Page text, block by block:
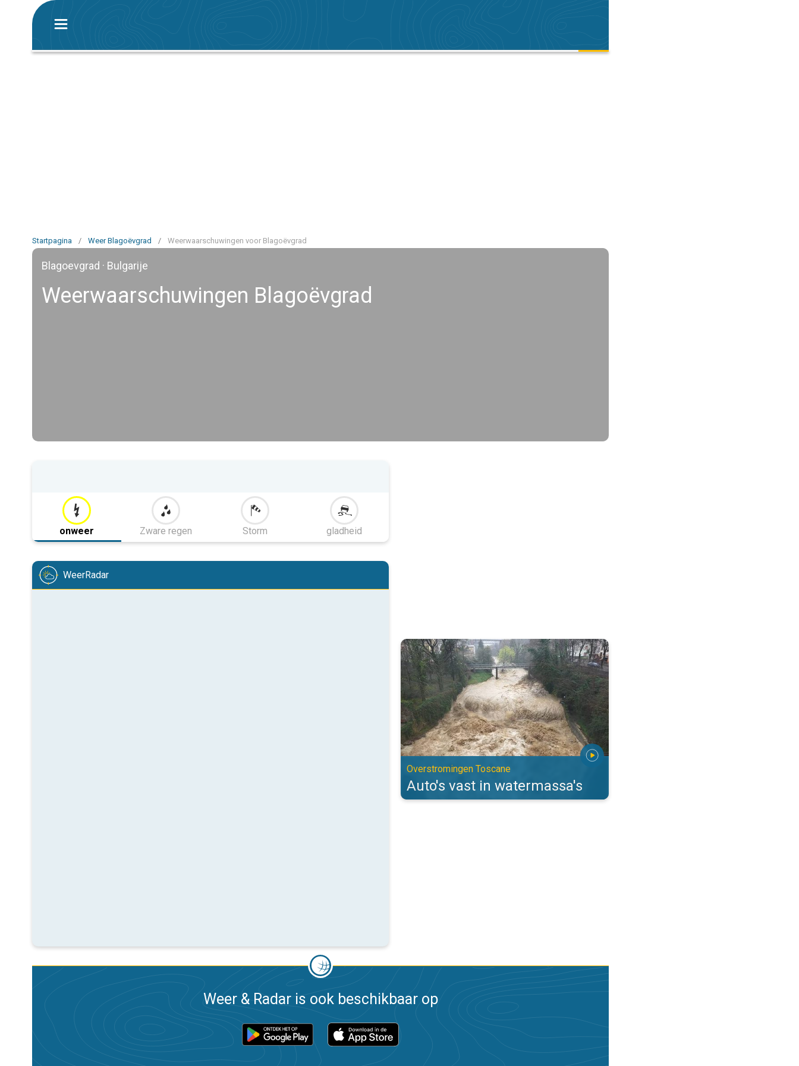
Startpagina / Weer Blagoëvgrad / Weerwaarschuwingen voor Blagoëvgrad
Blagoevgrad · Bulgarije
Weerwaarschuwingen Blagoëvgrad
onweer Zware regen Storm gladheid
WeerRadar
Auto's vast in watermassa's. Overstromingen Toscane. . .
Overstromingen Toscane
Auto's vast in watermassa's
Weer & Radar is ook beschikbaar op